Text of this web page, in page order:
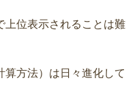
上位表示されることは難
算方法）は日々進化して